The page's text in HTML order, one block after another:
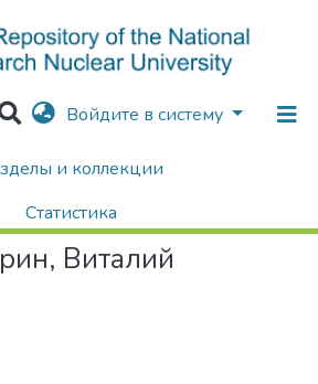
Войдите в систему
и коллекции
Статистика
ПоискВиталий